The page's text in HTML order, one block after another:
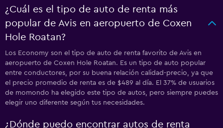
¿Cuál es el tipo de auto de renta más
popular de Avis en aeropuerto de Coxen
Hole Roatan?
Los Economy son el tipo de auto de renta favorito de Avis en
aeropuerto de Coxen Hole Roatan. Es un tipo de auto popular
entre conductores, por su buena relación calidad-precio, ya que
el precio promedio de renta es de $489 al día. El 37% de usuarios
de momondo ha elegido este tipo de autos, pero siempre puedes
elegir uno diferente según tus necesidades.
¿Dónde puedo encontrar autos de renta